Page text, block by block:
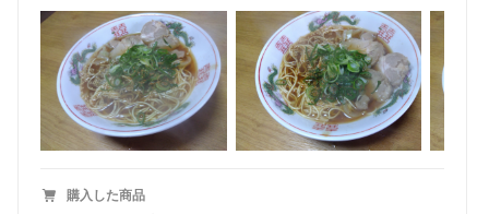
↓★今だけ♪秋季シーズンスープ3種追加！↓
購入した商品